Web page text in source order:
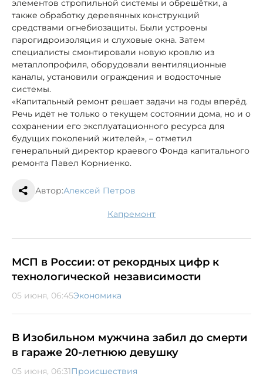
элементов стропильной системы и обрешётки, а
также обработку деревянных конструкций
средствами огнебиозащиты. Были устроены
парогидроизоляция и слуховые окна. Затем
специалисты смонтировали новую кровлю из
металлопрофиля, оборудовали вентиляционные
каналы, установили ограждения и водосточные
системы.
«Капитальный ремонт решает задачи на годы вперёд.
Речь идёт не только о текущем состоянии дома, но и о
сохранении его эксплуатационного ресурса для
будущих поколений жителей», – отметил
генеральный директор краевого Фонда капитального
ремонта Павел Корниенко.
Автор:Алексей Петров
капремонт
МСП в России: от рекордных цифр к
технологической независимости
05 июня, 06:45Экономика
В Изобильном мужчина забил до смерти
в гараже 20-летнюю девушку
05 июня, 06:31Происшествия